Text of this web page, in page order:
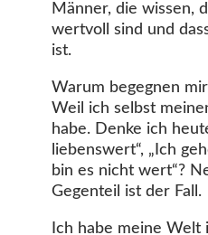
Männer, die wissen,
wertvoll sind und
ist.
Warum begegnen
Weil ich selbst
habe. Denke ich
liebenswert“, „Ich
bin es nicht wert“?
Gegenteil ist der Fall.
Ich habe meine